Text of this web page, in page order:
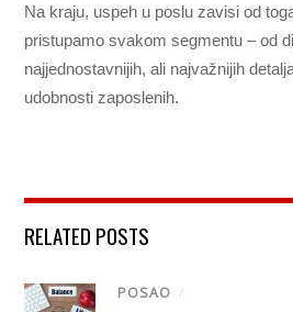
Na kraju, uspeh u poslu zavisi od
pristupamo svakom segmentu – od
najjednostavnijih, ali najvažnijih
udobnosti zaposlenih.
RELATED POSTS
POSAO /